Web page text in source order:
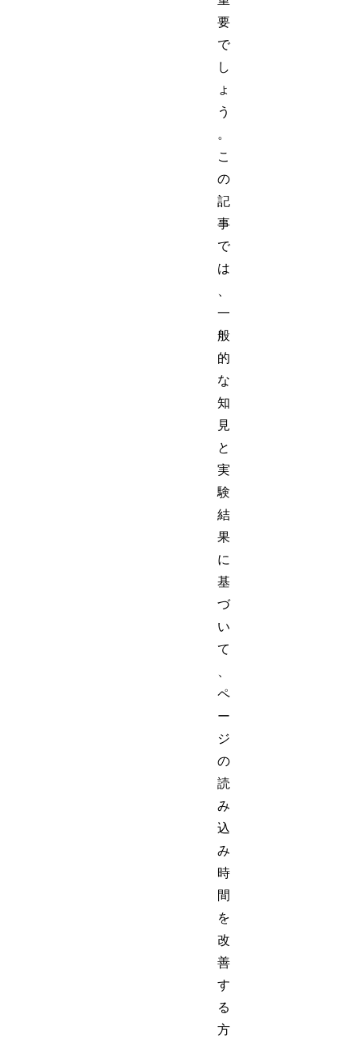
要
で
し
ょ
う
。
こ
の
記
事
で
は
一
般
的
な
知
見
と
実
験
結
果
に
基
づ
い
て
ペ
ー
ジ
の
読
み
込
み
時
間
を
改
善
す
る
方